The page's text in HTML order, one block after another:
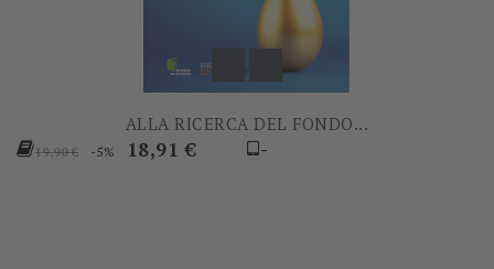
ALLA RICERCA DEL FONDO...
Prezzo
19,90 € -5% Prezzo
18,91 € -